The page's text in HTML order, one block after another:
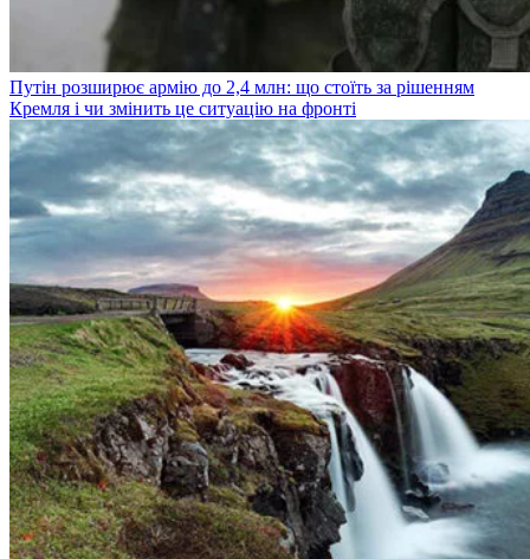
Путін розширює армію до 2,4 млн: що стоїть за рішенням
Кремля і чи змінить це ситуацію на фронті